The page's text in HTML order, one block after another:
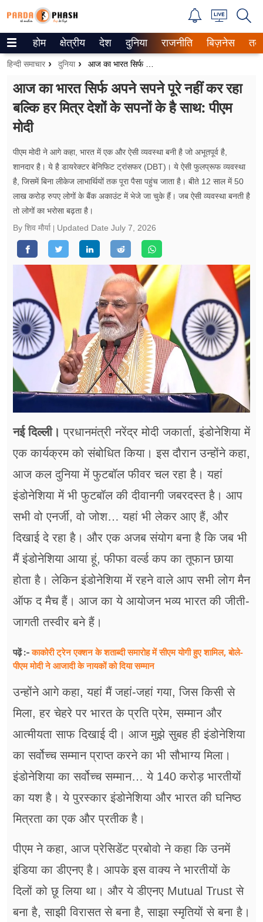
Trending on Google News
वेब स्टोरीज
उत्तर प्रदेश
गैलरी
वीडियो
रिलेशनशिप
जीवन मंत्रा
फूड
सेहत
ब्‍यूटी
जॉब्स
शिक्षा
अन्य खबरें
होम क्षेत्रीय देश दुनिया राजनीति बिज़नेस
हिन्दी समाचार दुनिया
आज का भारत सिर्फ अपने सपने पूरे नहीं कर रहा
बल्कि हर मित्र देशों के सपनों के है साथ: पीएम
मोदी
पीएम मोदी ने आगे कहा, भारत में एक और ऐसी व्यवस्था बनी है जो अभूतपूर्व है,
शानदार है। ये है डायरेक्टर बेनिफिट ट्रांसफर (DBT)। ये ऐसी फुलप्रूफ व्यवस्था
है, जिसमें बिना लीकेज लाभार्थियों तक पूरा पैसा पहुंच जाता है। बीते 12 साल में 50
लाख करोड़ रुपए लोगों के बैंक अकाउंट में भेजे जा चुके हैं। जब ऐसी व्यवस्था बनती है
तो लोगों का भरोसा बढ़ता है।
By शिव मौर्या
Updated Date July 7, 2026
नई दिल्ली। प्रधानमंत्री नरेंद्र मोदी जकार्ता, इंडोनेशिया में
एक कार्यक्रम को संबोधित किया। इस दौरान उन्होंने कहा,
आज कल दुनिया में फुटबॉल फीवर चल रहा है। यहां
इंडोनेशिया में भी फुटबॉल की दीवानगी जबरदस्त है। आप
सभी वो एनर्जी, वो जोश… यहां भी लेकर आए हैं, और
दिखाई दे रहा है। और एक अजब संयोग बना है कि जब भी
मैं इंडोनेशिया आया हूं, फीफा वर्ल्ड कप का तूफान छाया
होता है। लेकिन इंडोनेशिया में रहने वाले आप सभी लोग मैन
ऑफ द मैच हैं। आज का ये आयोजन भव्य भारत की जीती-
जागती तस्वीर बने हैं।
पढ़ें :-काकोरी ट्रेन एक्शन के शताब्दी समारोह में सीएम योगी हुए शामिल, बोले-
पीएम मोदी ने आजादी के नायकों को दिया सम्मान
उन्होंने आगे कहा, यहां मैं जहां-जहां गया, जिस किसी से
मिला, हर चेहरे पर भारत के प्रति प्रेम, सम्मान और
आत्मीयता साफ दिखाई दी। आज मुझे सुबह ही इंडोनेशिया
का सर्वोच्च सम्मान प्राप्त करने का भी सौभाग्य मिला।
इंडोनेशिया का सर्वोच्च सम्मान… ये 140 करोड़ भारतीयों
का यश है। ये पुरस्कार इंडोनेशिया और भारत की घनिष्ठ
मित्रता का एक और प्रतीक है।
पीएम ने कहा, आज प्रेसिडेंट प्रबोवो ने कहा कि उनमें
इंडिया का डीएनए है। आपके इस वाक्य ने भारतीयों के
दिलों को छू लिया था। और ये डीएनए Mutual Trust से
बना है, साझी विरासत से बना है, साझा स्मृतियों से बना है।